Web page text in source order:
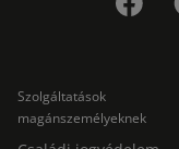
Szolgáltatások
magánszemélyeknek